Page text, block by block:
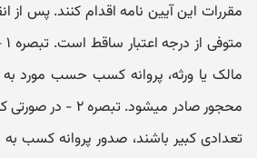
مقررات این آیین نامه اقدام کنند. پس از
مالک یا ورثه، پروانه کسب حسب مورد به
محجور صادر میشود.
تعدادی کبیر باشند، صدور پروانه کسب به